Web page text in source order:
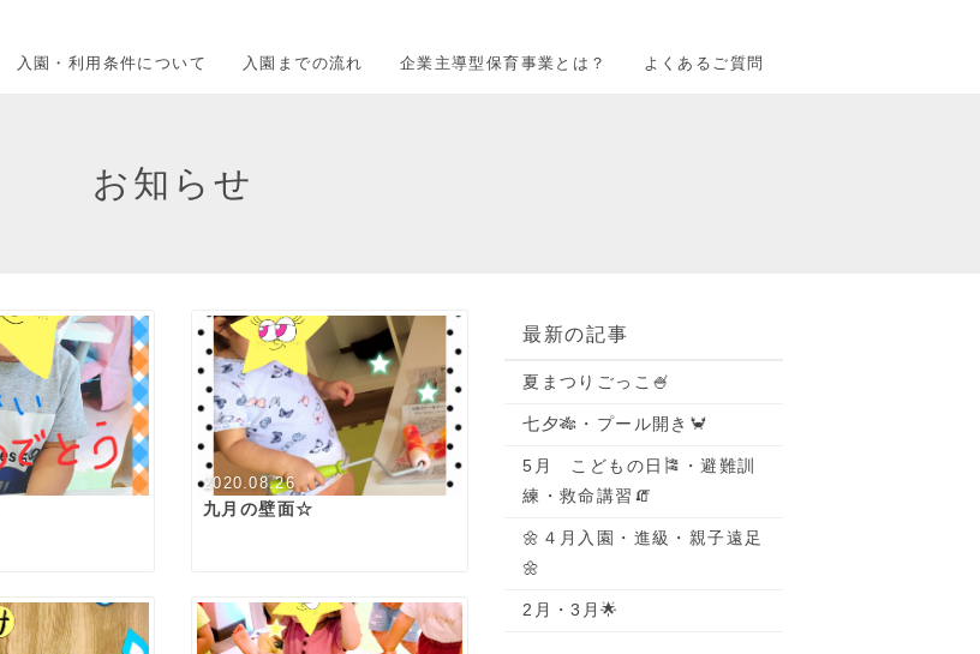
入園・利用条件について 入園までの流れ 企業主導型保育事業とは？ よくあるご質問
お知らせ
2020.08.26
九月の壁面☆
最新の記事
夏まつりごっこ🍧
七夕🎋・プール開き🦀
5月 こどもの日🎏・避難訓
練・救命講習🧯
🌼４月入園・進級・親子遠足
🌼
2月・3月🌟